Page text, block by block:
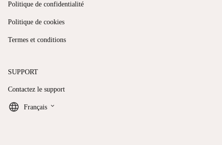
Politique de confidentialité
Politique de cookies
Termes et conditions
SUPPORT
Contactez le support
Français keyboard_arrow_down